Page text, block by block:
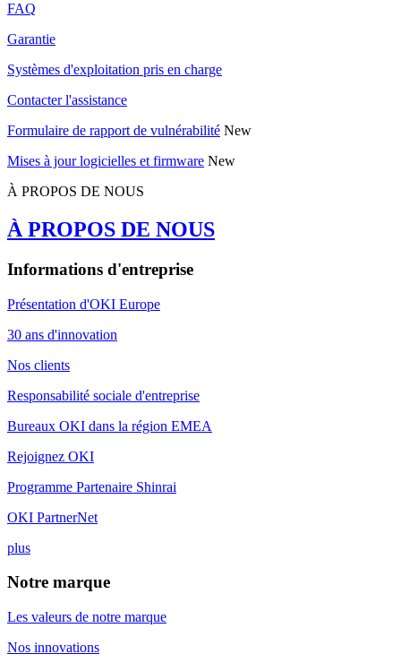
FAQ
Garantie
Systèmes d'exploitation pris en charge
Contacter l'assistance
Formulaire de rapport de vulnérabilité New
Mises à jour logicielles et firmware New
À PROPOS DE NOUS
À PROPOS DE NOUS
Informations d'entreprise
Présentation d'OKI Europe
30 ans d'innovation
Nos clients
Responsabilité sociale d'entreprise
Bureaux OKI dans la région EMEA
Rejoignez OKI
Programme Partenaire Shinrai
OKI PartnerNet
plus
Notre marque
Les valeurs de notre marque
Nos innovations